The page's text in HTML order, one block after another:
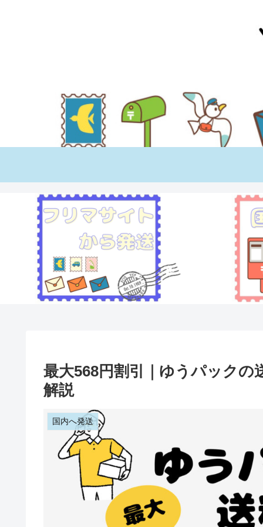
最大568円割引｜ゆうパックの
解説
国内へ発送